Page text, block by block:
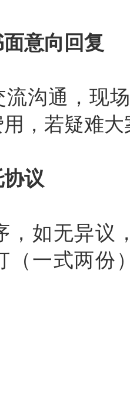
意向回复
流沟通，现
，若疑难
议
，如无异议
（一式两份